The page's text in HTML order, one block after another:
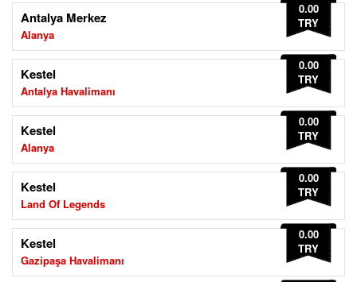
Antalya Merkez
Alanya
0.00
TRY
Kestel
Antalya Havalimanı
0.00
TRY
Kestel
Alanya
0.00
TRY
Kestel
Land Of Legends
0.00
TRY
Kestel
Gazipaşa Havalimanı
0.00
TRY